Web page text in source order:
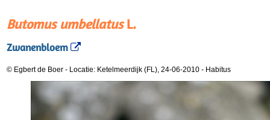
Butomus umbellatusL.
Zwanenbloem
© Egbert de Boer - Locatie: Ketelmeerdijk (FL), 24-06-2010 - Habitus